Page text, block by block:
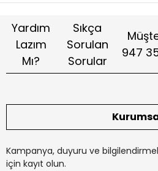
Yardım
Lazım
Mı?
Sıkça
Sorulan
Sorular
947
Kampanya, duyuru ve
için kayıt olun.